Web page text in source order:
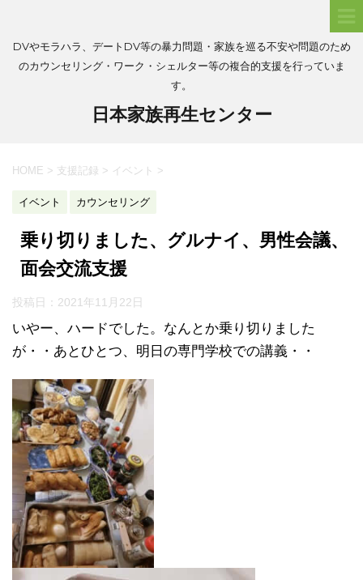
DVやモラハラ、デートDV等の暴力問題・家族を巡る不安や問題のため
のカウンセリング・ワーク・シェルター等の複合的支援を行っていま
す。
日本家族再生センター
HOME > 支援記録 > イベント >
イベント カウンセリング
乗り切りました、グルナイ、男性会議、
面会交流支援
投稿日： 2021年11月22日
いやー、ハードでした。なんとか乗り切りました
が・・あとひとつ、明日の専門学校での講義・・